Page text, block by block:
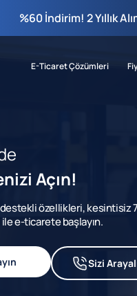
%60 İndirim! 2 Yıllık
E-Ticaret Çözümleri
Açın!
destekli özellikleri,
e-ticarete başlayın.
Sizi